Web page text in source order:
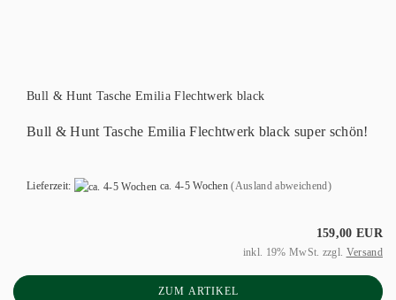
Bull & Hunt Tasche Emilia Flechtwerk black
Bull & Hunt Tasche Emilia Flechtwerk black super schön!
Lieferzeit: ca. 4-5 Wochen (Ausland abweichend)
159,00 EUR
inkl. 19% MwSt. zzgl. Versand
ZUM ARTIKEL